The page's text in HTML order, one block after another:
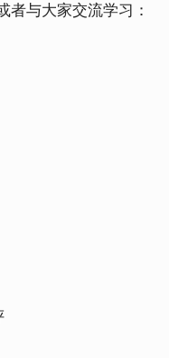
者与大家交流学习：